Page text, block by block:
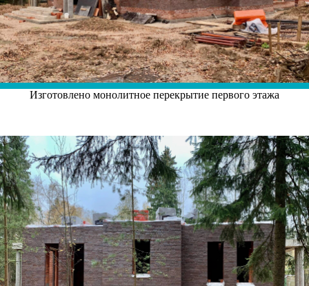
Изготовлено монолитное перекрытие первого этажа